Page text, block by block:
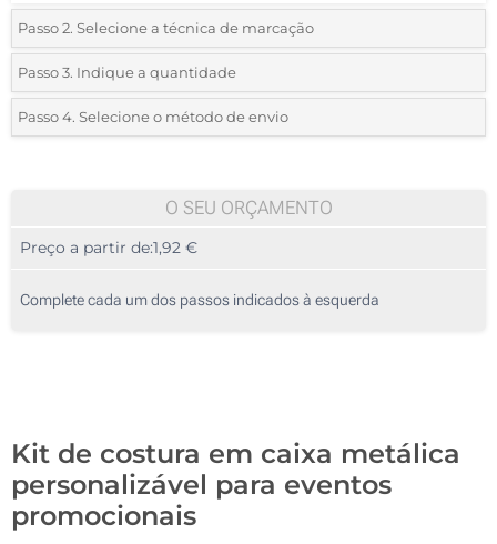
Passo 2. Selecione a técnica de marcação
*Selecione o tipo de marcação e as cores do logotipo:
1 Cor (Na tampa)
Passo 3. Indique a quantidade
*Quantidade mínima:25
50
125
Passo 4. Selecione o método de envio
O SEU ORÇAMENTO
Preço a partir de:1,92 €
Complete cada um dos passos indicados à esquerda
Kit de costura em caixa metálica
personalizável para eventos
promocionais